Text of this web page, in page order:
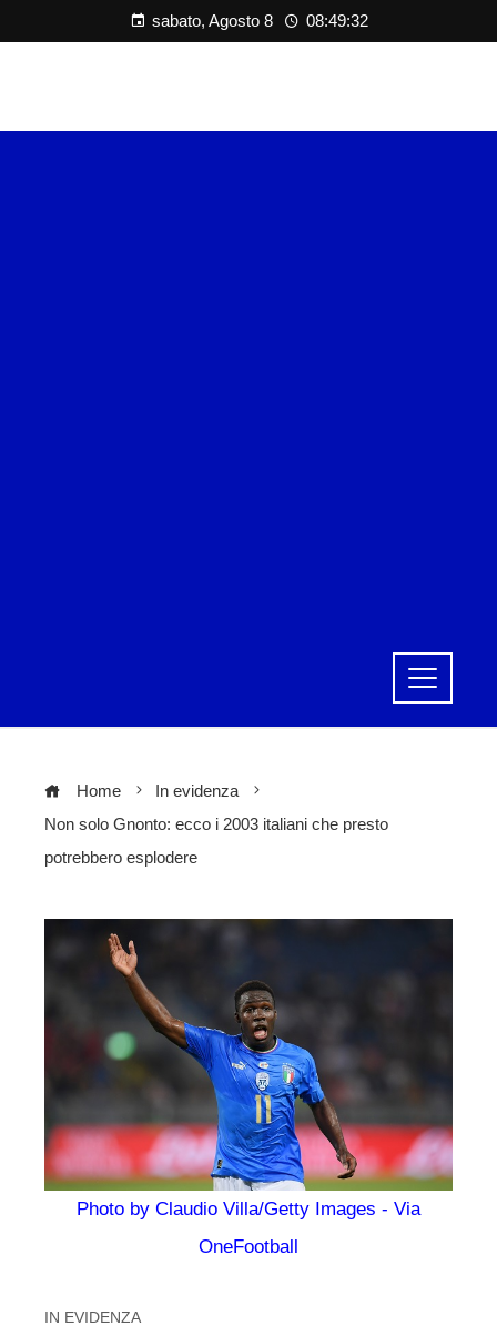
sabato, Agosto 8 08:49:33
Home
In evidenza
Non solo Gnonto: ecco i 2003 italiani che presto
potrebbero esplodere
Photo by Claudio Villa/Getty Images - Via
OneFootball
IN EVIDENZA